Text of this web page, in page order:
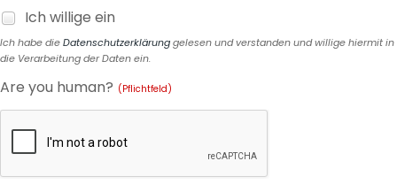
Ich willige ein
Ich habe dieDatenschutzerklärunggelesen und verstanden und willige hiermit in
die Verarbeitung der Daten ein.
Are you human? (Pflichtfeld)